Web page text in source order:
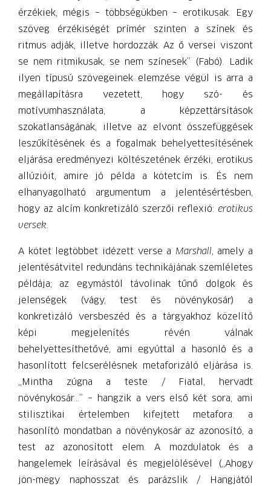
érzékiek, mégis – többségükben – erotikusak. Egy
szöveg érzékiségét prímér szinten a színek és
ritmus adják, illetve hordozzák. Az ő versei viszont
se nem ritmikusak, se nem színesek” (Fabó). Ladik
ilyen típusú szövegeinek elemzése végül is arra a
megállapításra vezetett, hogy szó- és
motívumhasználata, a képzettársítások
szokatlanságának, illetve az elvont összefüggések
leszűkítésének és a fogalmak behelyettesítésének
eljárása eredményezi költészetének érzéki, erotikus
allúzióit, amire jó példa a kötetcím is. És nem
elhanyagolható argumentum a jelentésértésben,
hogy az alcím konkretizáló szerzői reflexió: erotikus
versek.
A kötet legtöbbet idézett verse a Marshall, amely a
jelentésátvitel redundáns technikájának szemléletes
példája; az egymástól távolinak tűnő dolgok és
jelenségek (vágy, test és növénykosár) a
konkretizáló versbeszéd és a tárgyakhoz közelítő
képi megjelenítés révén válnak
behelyettesíthetővé, ami egyúttal a hasonló és a
hasonlított felcserélésnek metaforizáló eljárása is.
„Mintha zúgna a teste / Fiatal, hervadt
növénykosár…” – hangzik a vers első két sora, ami
stilisztikai értelemben kifejtett metafora: a
hasonlító mondatban a növénykosár az azonosító, a
test az azonosított elem. A mozdulatok és a
hangelemek leírásával és megjelölésével („Ahogy
jön-megy naphosszat és parázslik / Hangjától